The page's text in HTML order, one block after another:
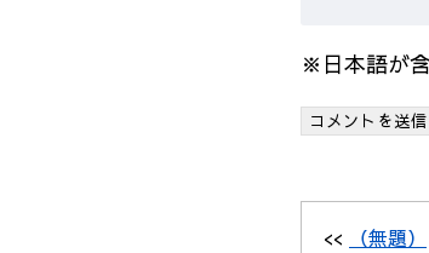
※日本語が
<< （無題）